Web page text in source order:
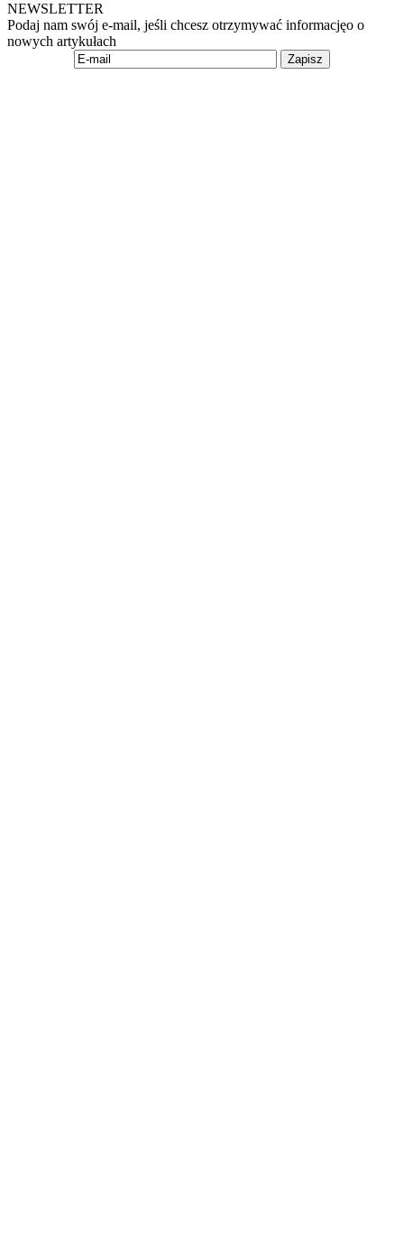
NEWSLETTER
Podaj nam swój e-mail, jeśli chcesz otrzymywać informacjęo o
nowych artykułach
Zapisz